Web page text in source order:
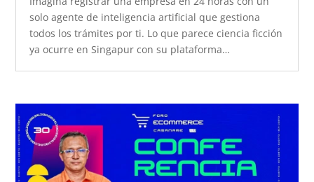
solo agente de inteligencia artificial que gestiona
todos los trámites por ti. Lo que parece ciencia ficción
ya ocurre en Singapur con su plataforma…